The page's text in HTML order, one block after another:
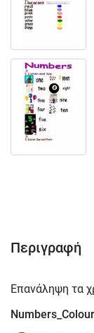
Περιγραφή
Επανάληψη τα